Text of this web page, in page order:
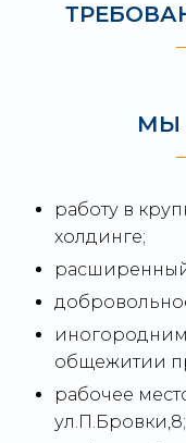
МЫ
работу в
холдинге;
иногородним
общежитии
рабочее
ул.П.Бровки,8;